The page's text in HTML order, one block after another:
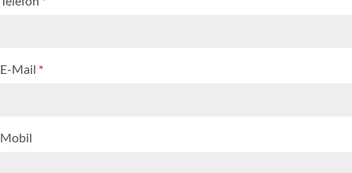
E-Mail *
Mobil